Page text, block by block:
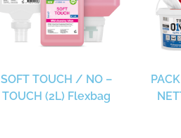
SOFT TOUCH / NO –
TOUCH (2L) Flexbag